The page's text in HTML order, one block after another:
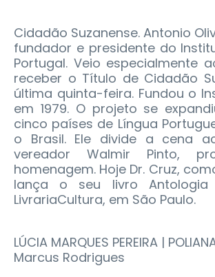
Cidadão Suzanense. Antonio
fundador e presidente do
Portugal. Veio especialmente
receber o Título de Cidadão
última quinta-feira. Fundou o
em 1979. O projeto se
cinco países de Língua
o Brasil. Ele divide a cena
vereador Walmir Pinto,
homenagem. Hoje Dr. Cruz,
lança o seu livro Antologia
LivrariaCultura, em São Paulo.
LÚCIA MARQUES PEREIRA |
Marcus Rodrigues